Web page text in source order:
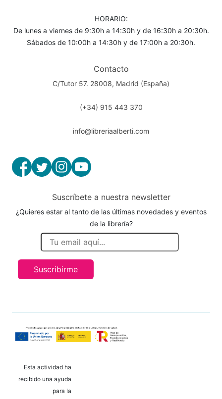
HORARIO:
De lunes a viernes de 9:30h a 14:30h y de 16:30h a 20:30h.
Sábados de 10:00h a 14:30h y de 17:00h a 20:30h.
Contacto
C/Tutor 57. 28008, Madrid (España)
(+34) 915 443 370
info@libreriaalberti.com
Suscríbete a nuestra newsletter
¿Quieres estar al tanto de las últimas novedades y eventos
de la librería?
Suscribirme
Esta actividad ha
recibido una ayuda
para la